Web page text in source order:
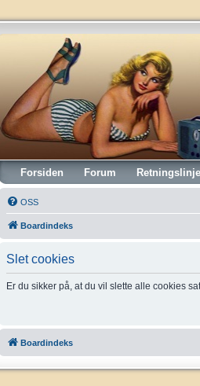
Vintagehifi.dk
Forsiden Forum
OSS
Boardindeks
Slet cookies
Er du sikker på, at du vil slette alle cookies
Boardindeks